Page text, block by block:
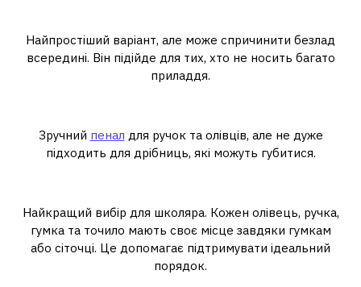
Найпростіший варіант, але може спричинити безлад
всередині. Він підійде для тих, хто не носить багато
приладдя.
Зручний пенал для ручок та олівців, але не дуже
підходить для дрібниць, які можуть губитися.
Найкращий вибір для школяра. Кожен олівець, ручка,
гумка та точило мають своє місце завдяки гумкам
або сіточці. Це допомагає підтримувати ідеальний
порядок.